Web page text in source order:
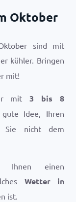
Oktober
sind mit
kühler. Bringen
mit!
mit3 bis 8
Idee, Ihren
Sie nicht dem
Ihnen einen
Wetter in
ist.